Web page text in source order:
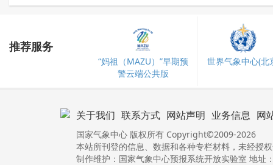
推荐服务
“妈祖（MAZU）”早期预
警云端公共版
世界气象中心(北
关于我们 联系方式 网站声明 业务信息 网
国家气象中心 版权所有 Copyright©2009-2026
本站所刊登的信息、数据和各种专栏材料，未经授
制作维护：国家气象中心预报系统开放实验室 地址